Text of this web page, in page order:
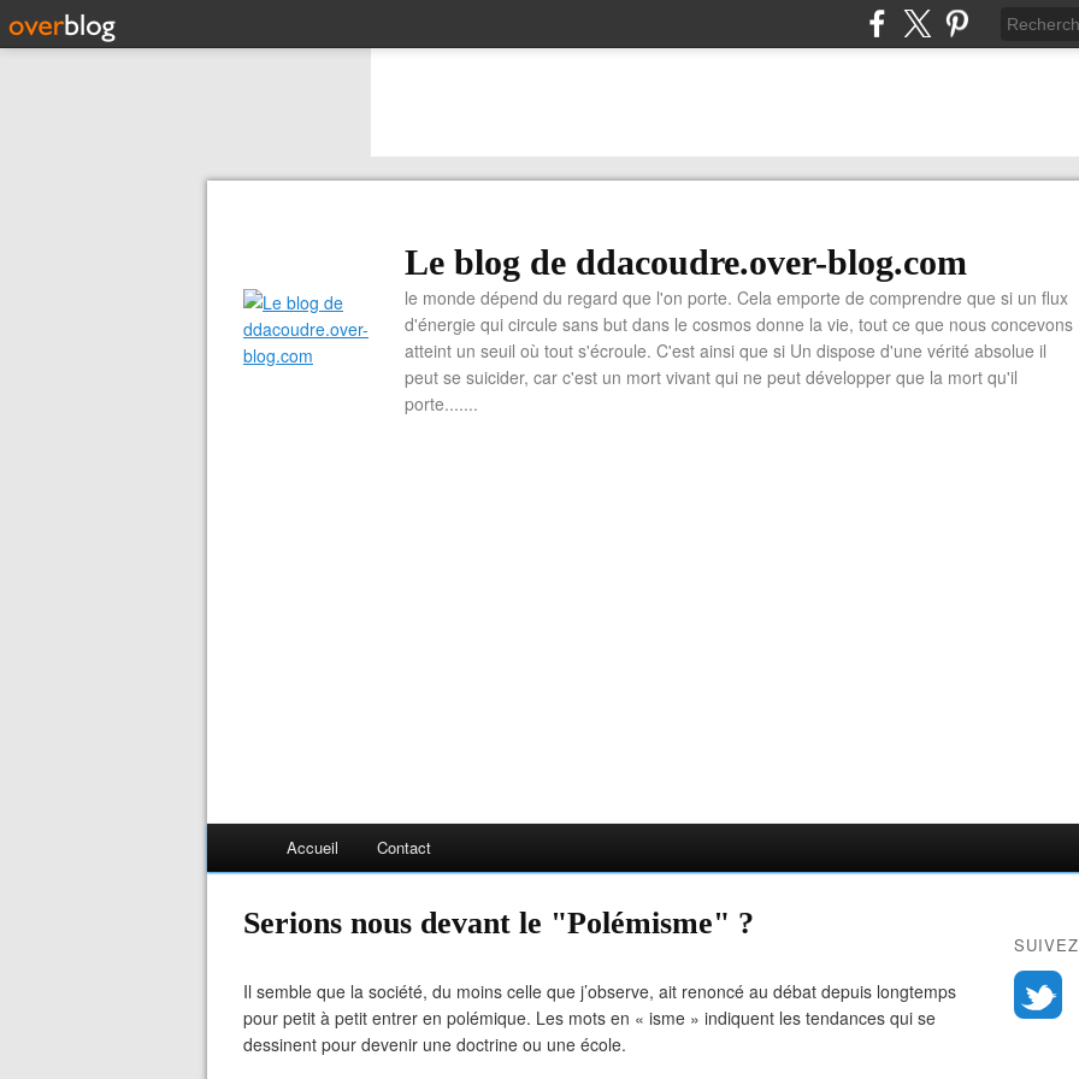
Le blog de ddacoudre.over-blog.com
le monde dépend du regard que l'on porte. Cela emporte de comprendre que si un flux
d'énergie qui circule sans but dans le cosmos donne la vie, tout ce que nous concevons
atteint un seuil où tout s'écroule. C'est ainsi que si Un dispose d'une vérité absolue il
peut se suicider, car c'est un mort vivant qui ne peut développer que la mort qu'il
porte.......
Accueil Contact
Serions nous devant le "Polémisme" ?
Il semble que la société, du moins celle que j’observe, ait renoncé au débat depuis longtemps
pour petit à petit entrer en polémique. Les mots en « isme » indiquent les tendances qui se
dessinent pour devenir une doctrine ou une école.